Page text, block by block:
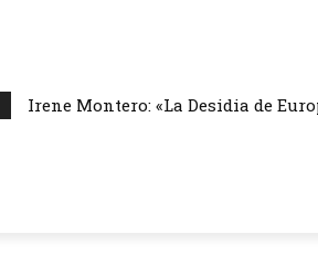
Irene Montero: «La Desidia de